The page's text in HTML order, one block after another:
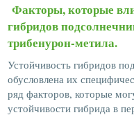
Факторы, которые
гибридов
трибенурон-метила.
Устойчивость гибридов
обусловлена их
ряд факторов, которые
устойчивости гибрида в